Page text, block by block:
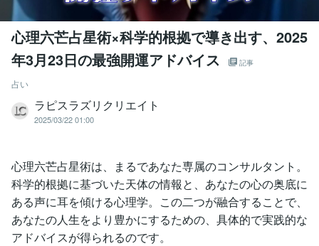
心理六芒占星術×科学的根拠で導き出す、2025
年3月23日の最強開運アドバイス
記事
占い
ラピスラズリクリエイト
2025/03/22 01:00
心理六芒占星術は、まるであなた専属のコンサルタント。
科学的根拠に基づいた天体の情報と、あなたの心の奥底に
ある声に耳を傾ける心理学。この二つが融合することで、
あなたの人生をより豊かにするための、具体的で実践的な
アドバイスが得られるのです。